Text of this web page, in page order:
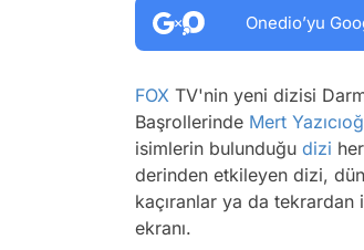
Onedio’yu
FOX TV'nin yeni dizisi
Başrollerinde Mert
isimlerin bulunduğu dizi
derinden etkileyen dizi,
kaçıranlar ya da
ekranı.